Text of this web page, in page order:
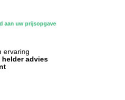
aan uw prijsopgave
ervaring
helder advies